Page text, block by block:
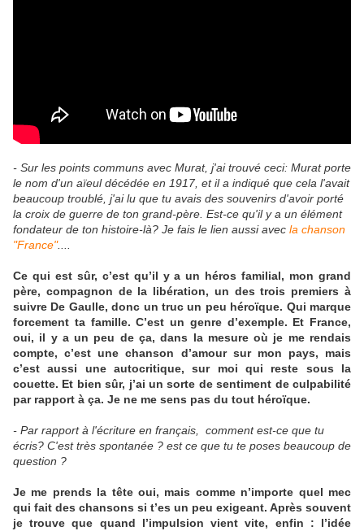
- Sur les points communs avec Murat, j'ai trouvé ceci: Murat porte
le nom d'un aïeul décédée en 1917, et il a indiqué que cela l'avait
beaucoup troublé, j'ai lu que tu avais des souvenirs d'avoir porté
la croix de guerre de ton grand-père. Est-ce qu'il y a un élément
fondateur de ton histoire-là? Je fais le lien aussi avec la chanson
"France"....
Ce qui est sûr, c’est qu’il y a un héros familial, mon grand
père, compagnon de la libération, un des trois premiers à
suivre De Gaulle, donc un truc un peu héroïque. Qui marque
forcement ta famille. C’est un genre d’exemple. Et France,
oui, il y a un peu de ça, dans la mesure où je me rendais
compte, c’est une chanson d’amour sur mon pays, mais
c’est aussi une autocritique, sur moi qui reste sous la
couette. Et bien sûr, j’ai un sorte de sentiment de culpabilité
par rapport à ça. Je ne me sens pas du tout héroïque.
- Par rapport à l'écriture en français, comment est-ce que tu
écris? C'est très spontanée ? est ce que tu te poses beaucoup de
question ?
Je me prends la tête oui, mais comme n’importe quel mec
qui fait des chansons si t’es un peu exigeant. Après souvent
je trouve que quand l’impulsion vient vite, enfin : l’idée